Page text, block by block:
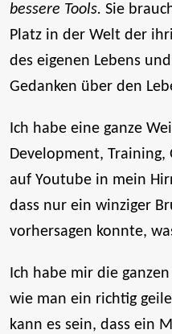
bessere Tools. Sie
Platz in der Welt der
des eigenen Lebens
Gedanken über den
Ich habe eine ganze
Development,
auf Youtube in mein
dass nur ein winziger
vorhersagen konnte,
Ich habe mir die
wie man ein richtig
kann es sein, dass ein